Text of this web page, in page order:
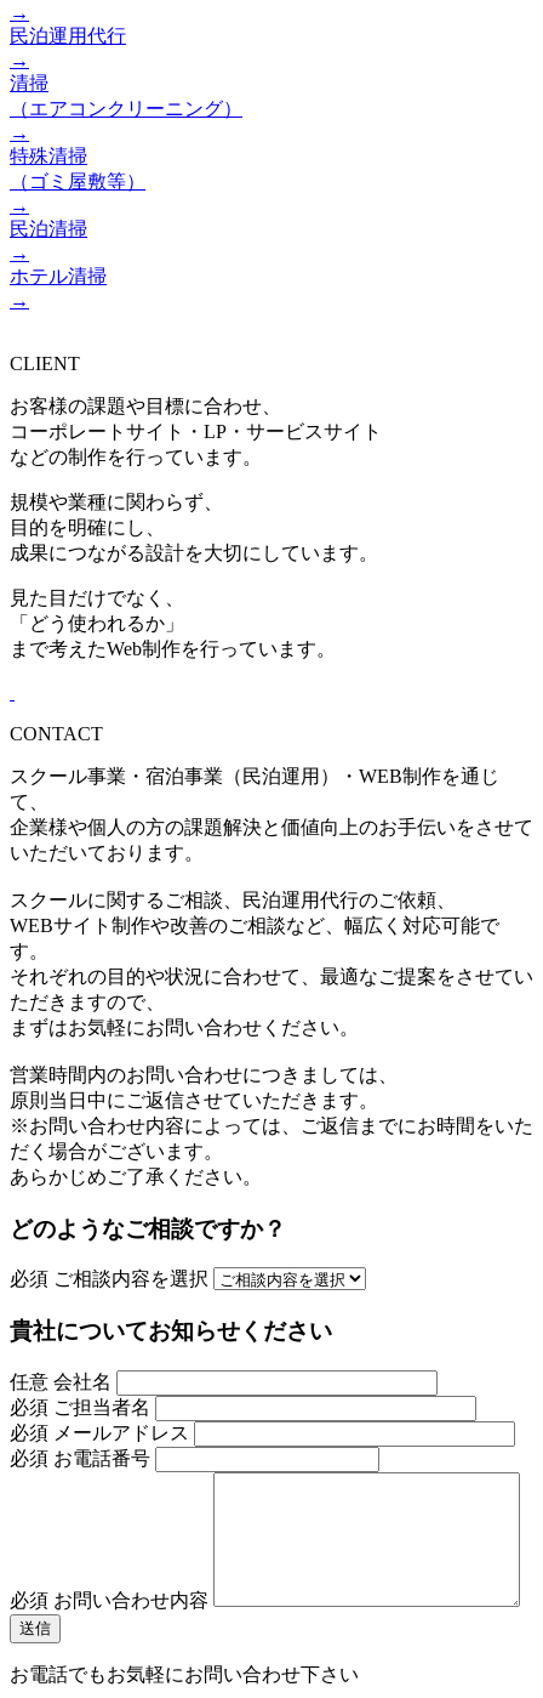
→
民泊運用代行
→
清掃
（エアコンクリーニング）
→
特殊清掃
（ゴミ屋敷等）
→
民泊清掃
→
ホテル清掃
→
CLIENT
お客様の課題や目標に合わせ、
コーポレートサイト・LP・サービスサイト
などの制作を行っています。
規模や業種に関わらず、
目的を明確にし、
成果につながる設計を大切にしています。
見た目だけでなく、
「どう使われるか」
まで考えたWeb制作を行っています。
CONTACT
スクール事業・宿泊事業（民泊運用）・WEB制作を通じ
て、
企業様や個人の方の課題解決と価値向上のお手伝いをさせて
いただいております。
スクールに関するご相談、民泊運用代行のご依頼、
WEBサイト制作や改善のご相談など、幅広く対応可能で
す。
それぞれの目的や状況に合わせて、最適なご提案をさせてい
ただきますので、
まずはお気軽にお問い合わせください。
営業時間内のお問い合わせにつきましては、
原則当日中にご返信させていただきます。
※お問い合わせ内容によっては、ご返信までにお時間をいた
だく場合がございます。
あらかじめご了承ください。
どのようなご相談ですか？
必須 ご相談内容を選択
貴社についてお知らせください
任意 会社名
必須 ご担当者名
必須 メールアドレス
必須 お電話番号
必須 お問い合わせ内容
お電話でもお気軽にお問い合わせ下さい